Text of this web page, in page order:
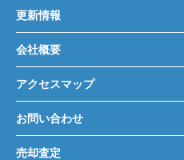
更新情報
会社概要
アクセスマップ
お問い合わせ
売却査定